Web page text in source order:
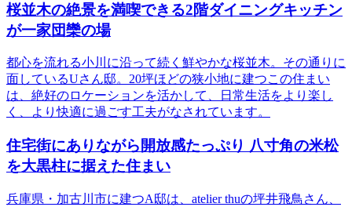
桜並木の絶景を満喫できる2階ダイニングキッチン
が一家団欒の場
都心を流れる小川に沿って続く鮮やかな桜並木。その通りに
面しているUさん邸。20坪ほどの狭小地に建つこの住まい
は、絶好のロケーションを活かして、日常生活をより楽し
く、より快適に過ごす工夫がなされています。
住宅街にありながら開放感たっぷり 八寸角の米松
を大黒柱に据えた住まい
兵庫県・加古川市に建つA邸は、atelier thuの坪井飛鳥さん、